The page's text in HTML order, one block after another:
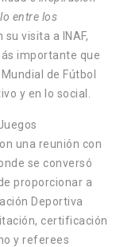
entre los
visita a INAF,
importante que
de Fútbol
y en lo social.
una reunión con
se conversó
proporcionar a
Deportiva
certificación
y referees